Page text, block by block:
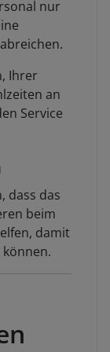
nur
Ihrer
an
Service
dass das
beim
damit
können.